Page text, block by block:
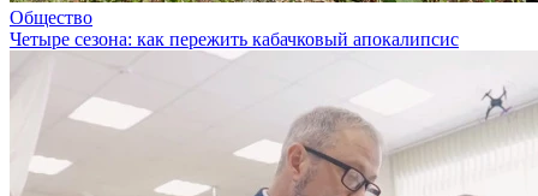
Общество
Четыре сезона: как пережить кабачковый апокалипсис